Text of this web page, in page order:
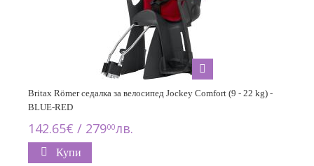
Britax Römer седалка за велосипед Jockey Comfort (9 - 22 kg) -
BLUE-RED
142.65€ / 27900лв.
Купи